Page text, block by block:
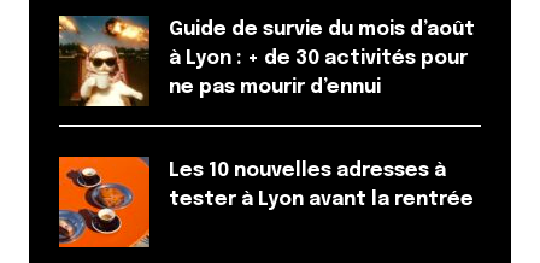
Guide de survie du mois d’août
à Lyon : + de 30 activités pour
ne pas mourir d’ennui
Les 10 nouvelles adresses à
tester à Lyon avant la rentrée